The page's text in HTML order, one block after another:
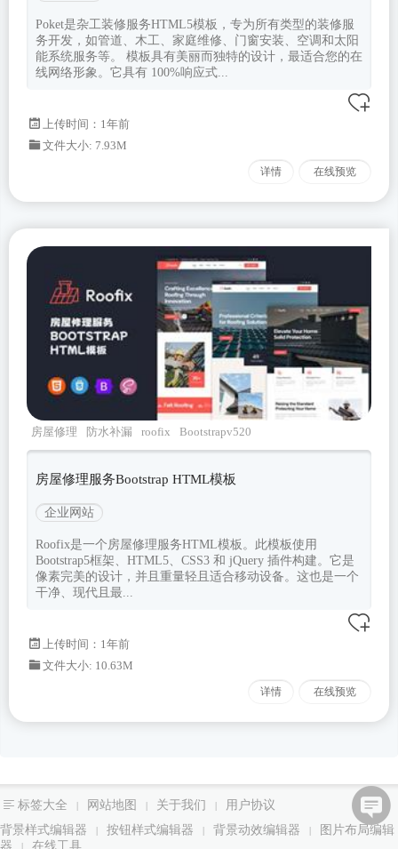
Poket是杂工装修服务HTML5模板，专为所有类型的装修服
务开发，如管道、木工、家庭维修、门窗安装、空调和太阳
能系统服务等。 模板具有美丽而独特的设计，最适合您的在
线网络形象。它具有 100%响应式...
上传时间：1年前
文件大小: 7.93M
详情 在线预览
房屋修理 防水补漏 roofix Bootstrapv520
房屋修理服务Bootstrap HTML模板
企业网站
Roofix是一个房屋修理服务HTML模板。此模板使用
Bootstrap5框架、HTML5、CSS3 和 jQuery 插件构建。它是
像素完美的设计，并且重量轻且适合移动设备。这也是一个
干净、现代且最...
上传时间：1年前
文件大小: 10.63M
详情 在线预览
标签大全 网站地图 关于我们
用户协议
背景样式编辑器
按钮样式编辑器 背景动效编辑器
图片布局编辑
器
在线工具